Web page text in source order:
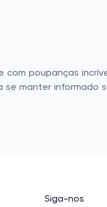
poupanças
manter informado
Siga-nos